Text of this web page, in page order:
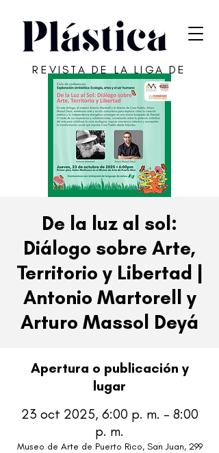
REVISTA DE LA LIGA DE
ARTE DE SAN JUAN
De la luz al sol:
Diálogo sobre Arte,
Territorio y Libertad |
Antonio Martorell y
Arturo Massol Deyá
Apertura o publicación y
lugar
23 oct 2025, 6:00 p. m. – 8:00
p. m.
Museo de Arte de Puerto Rico, San Juan, 299